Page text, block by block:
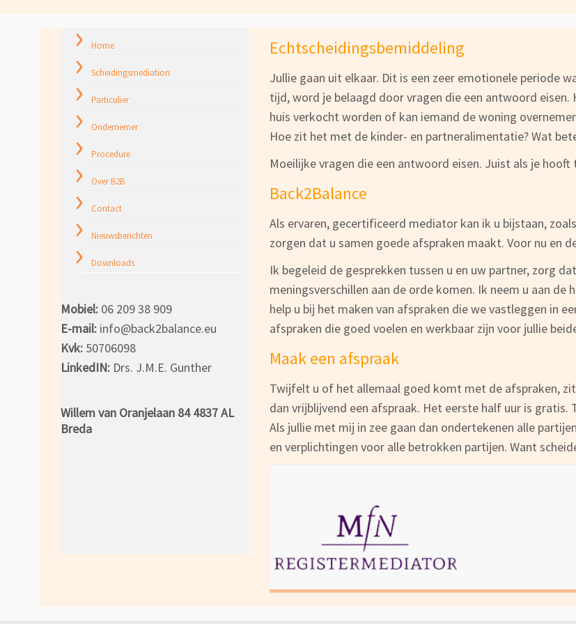
Home
Scheidingsmediation
Particulier
Ondernemer
Procedure
Over B2B
Contact
Nieuwsberichten
Downloads
Mobiel: 06 209 38 909
E-mail: info@back2balance.eu
Kvk: 50706098
LinkedIN: Drs. J.M.E. Gunther
Willem van Oranjelaan 84 4837 AL
Breda
Echtscheidingsbemiddeling
Jullie gaan uit elkaar. Dit is een zeer emotionele periode
tijd, word je belaagd door vragen die een antwoord
huis verkocht worden of kan iemand de woning
Hoe zit het met de kinder- en partneralimentatie? Wat
Moeilijke vragen die een antwoord eisen. Juist als je
Back2Balance
Als ervaren, gecertificeerd mediator kan ik u bijstaan,
zorgen dat u samen goede afspraken maakt. Voor nu en
Ik begeleid de gesprekken tussen u en uw partner, zorg
meningsverschillen aan de orde komen. Ik neem u aan
help u bij het maken van afspraken die we vastleggen in
afspraken die goed voelen en werkbaar zijn voor jullie
Maak een afspraak
Twijfelt u of het allemaal goed komt met de afspraken,
dan vrijblijvend een afspraak. Het eerste half uur is
Als jullie met mij in zee gaan dan ondertekenen alle
en verplichtingen voor alle betrokken partijen. Want